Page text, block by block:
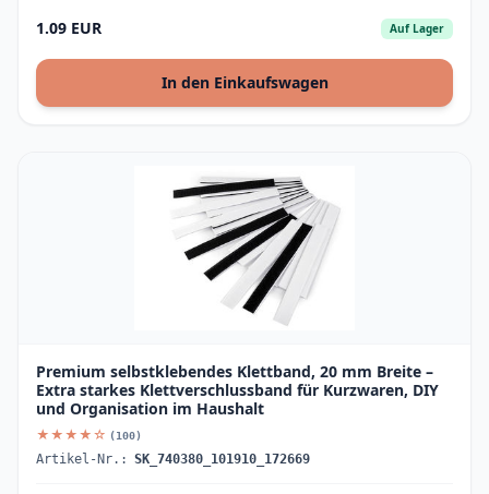
1.09 EUR Auf Lager
In den Einkaufswagen
Premium selbstklebendes Klettband, 20 mm Breite –
Extra starkes Klettverschlussband für Kurzwaren, DIY
und Organisation im Haushalt
★★★★☆ (100)
Artikel-Nr.: SK_740380_101910_172669